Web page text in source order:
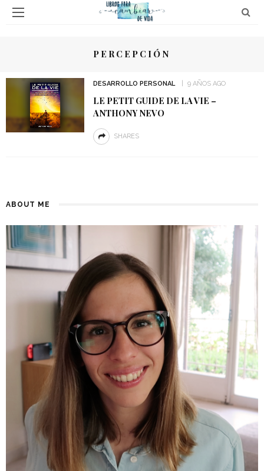
PERCEPCIÓN
DESARROLLO PERSONAL 9 AÑOS AGO
LE PETIT GUIDE DE LA VIE –
ANTHONY NEVO
SHARES
ABOUT ME